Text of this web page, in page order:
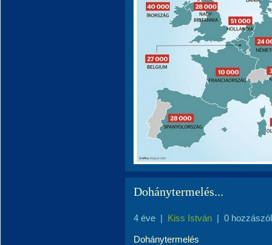
Dohánytermelés...
4 éve | Kiss István | 0
Dohánytermelés